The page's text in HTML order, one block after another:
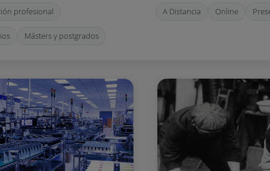
profesional
Másters y postgrados
A Distancia Online